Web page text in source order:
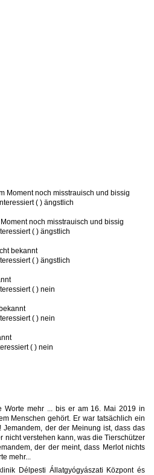
Moment noch misstrauisch und bissig
( ) ängstlich
noch misstrauisch und bissig
( ) ängstlich
bekannt
( ) ängstlich
( ) nein
( ) nein
( ) nein
Worte mehr ... bis er am 16. Mai 2019 in
Menschen gehört. Er war tatsächlich ein
Jemandem, der der Meinung ist, dass das
nicht verstehen kann, was die Tierschützer
der der meint, dass Merlot nichts
mehr...
Délpesti Állatgyógyászati Központ és